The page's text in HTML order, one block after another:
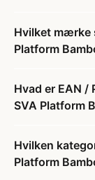
Hvilket mærke
Platform
Hvad er EAN
SVA Platform
Hvilken
Platform